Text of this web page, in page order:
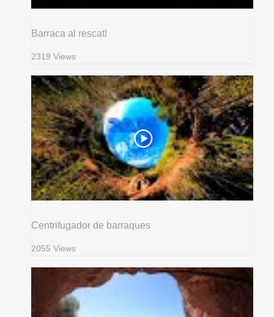
Barraca al rescat!
2319 Views
Centrifugador de barraques
2055 Views